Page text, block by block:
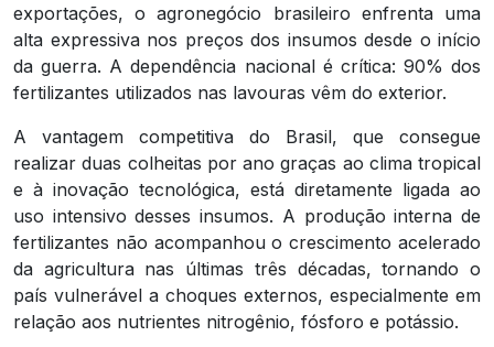
exportações, o agronegócio brasileiro enfrenta uma
alta expressiva nos preços dos insumos desde o início
da guerra. A dependência nacional é crítica: 90% dos
fertilizantes utilizados nas lavouras vêm do exterior.
A vantagem competitiva do Brasil, que consegue
realizar duas colheitas por ano graças ao clima tropical
e à inovação tecnológica, está diretamente ligada ao
uso intensivo desses insumos. A produção interna de
fertilizantes não acompanhou o crescimento acelerado
da agricultura nas últimas três décadas, tornando o
país vulnerável a choques externos, especialmente em
relação aos nutrientes nitrogênio, fósforo e potássio.